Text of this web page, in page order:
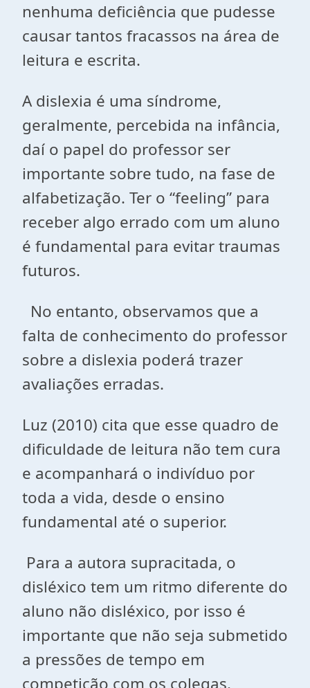
nenhuma deficiência que pudesse
causar tantos fracassos na área de
leitura e escrita.
A dislexia é uma síndrome,
geralmente, percebida na infância,
daí o papel do professor ser
importante sobre tudo, na fase de
alfabetização. Ter o “feeling” para
receber algo errado com um aluno
é fundamental para evitar traumas
futuros.
No entanto, observamos que a
falta de conhecimento do professor
sobre a dislexia poderá trazer
avaliações erradas.
Luz (2010) cita que esse quadro de
dificuldade de leitura não tem cura
e acompanhará o indivíduo por
toda a vida, desde o ensino
fundamental até o superior.
Para a autora supracitada, o
disléxico tem um ritmo diferente do
aluno não disléxico, por isso é
importante que não seja submetido
a pressões de tempo em
competição com os colegas.